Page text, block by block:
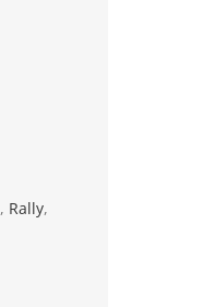
, Rally,